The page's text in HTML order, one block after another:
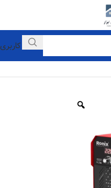
حساب کاربری
رونیکس جشنواره های فروش ویژه